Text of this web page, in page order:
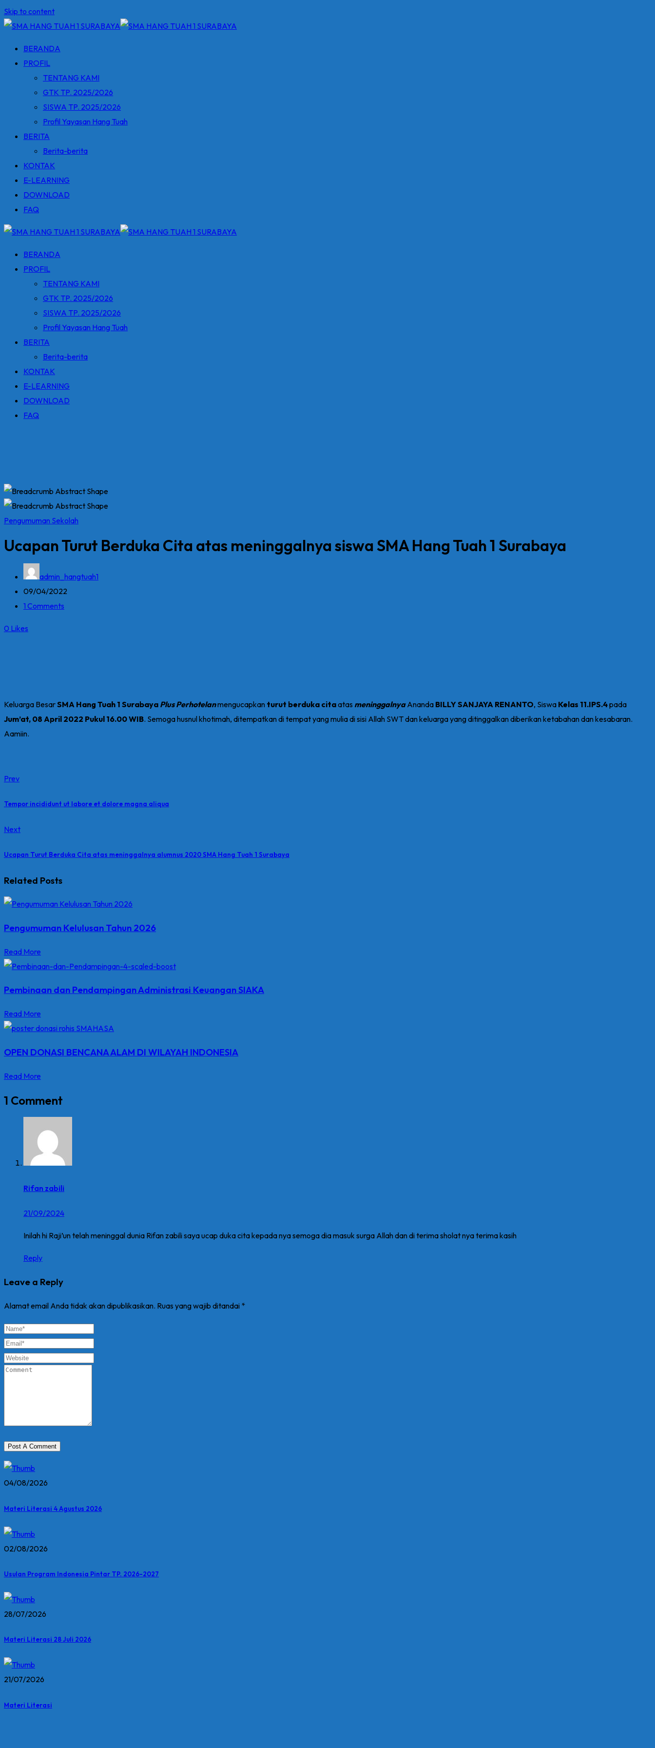
Skip to content
BERANDA
PROFIL
TENTANG KAMI
GTK TP. 2025/2026
SISWA TP. 2025/2026
Profil Yayasan Hang Tuah
BERITA
Berita-berita
KONTAK
E-LEARNING
DOWNLOAD
FAQ
BERANDA
PROFIL
TENTANG KAMI
GTK TP. 2025/2026
SISWA TP. 2025/2026
Profil Yayasan Hang Tuah
BERITA
Berita-berita
KONTAK
E-LEARNING
DOWNLOAD
FAQ
Pengumuman Sekolah
Ucapan Turut Berduka Cita atas meninggalnya siswa SMA Hang Tuah 1 Surabaya
admin_hangtuah1
09/04/2022
1 Comments
0 Likes
Keluarga BesarSMA Hang Tuah 1 Surabaya Plus Perhotelanmengucapkan turut berduka citaatas meninggalnyaAnanda BILLY SANJAYA RENANTO, Siswa Kelas 11.IPS.4pada
Jum’at, 08 April 2022 Pukul 16.00 WIB. Semoga husnul khotimah, ditempatkan di tempat yang mulia di sisi Allah SWT dan keluarga yang ditinggalkan diberikan ketabahan dan kesabaran.
Aamiin.
Prev
Tempor incididunt ut labore et dolore magna aliqua
Next
Ucapan Turut Berduka Cita atas meninggalnya alumnus 2020 SMA Hang Tuah 1 Surabaya
Related Posts
Pengumuman Kelulusan Tahun 2026
Read More
Pembinaan dan Pendampingan Administrasi Keuangan SIAKA
Read More
OPEN DONASI BENCANA ALAM DI WILAYAH INDONESIA
Read More
1 Comment
Rifan zabili
21/09/2024
Inilah hi Raji’un telah meninggal dunia Rifan zabili saya ucap duka cita kepada nya semoga dia masuk surga Allah dan di terima sholat nya terima kasih
Reply
Leave a Reply
Alamat email Anda tidak akan dipublikasikan. Ruas yang wajib ditandai *
04/08/2026
Materi Literasi 4 Agustus 2026
02/08/2026
Usulan Program Indonesia Pintar TP. 2026-2027
28/07/2026
Materi Literasi 28 Juli 2026
21/07/2026
Materi Literasi